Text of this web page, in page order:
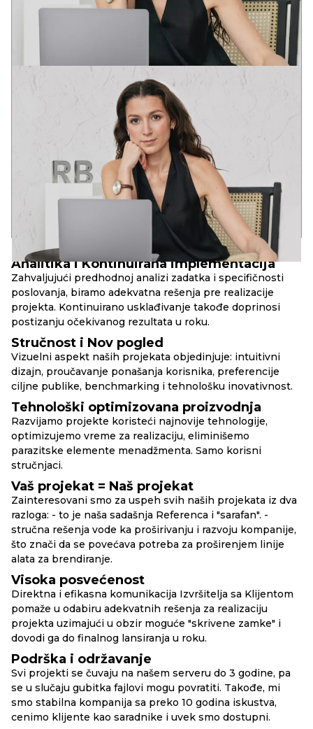
PRINCIPI RBAND
Analitika i Kontinuirana implementacija
Zahvaljujući predhodnoj analizi zadatka i specifičnosti
poslovanja, biramo adekvatna rešenja pre realizacije
projekta. Kontinuirano usklađivanje takođe doprinosi
postizanju očekivanog rezultata u roku.
Stručnost i Nov pogled
Vizuelni aspekt naših projekata objedinjuje: intuitivni
dizajn, proučavanje ponašanja korisnika, preferencije
ciljne publike, benchmarking i tehnološku inovativnost.
Tehnološki optimizovana proizvodnja
Razvijamo projekte koristeći najnovije tehnologije,
optimizujemo vreme za realizaciju, eliminišemo
parazitske elemente menadžmenta. Samo korisni
stručnjaci.
Vaš projekat = Naš projekat
Zainteresovani smo za uspeh svih naših projekata iz dva
razloga: - to je naša sadašnja Referenca i "sarafan". -
stručna rešenja vode ka proširivanju i razvoju kompanije,
što znači da se povećava potreba za proširenjem linije
alata za brendiranje.
Visoka posvećenost
Direktna i efikasna komunikacija Izvršitelja sa Klijentom
pomaže u odabiru adekvatnih rešenja za realizaciju
projekta uzimajući u obzir moguće "skrivene zamke" i
dovodi ga do finalnog lansiranja u roku.
Podrška i održavanje
Svi projekti se čuvaju na našem serveru do 3 godine, pa
se u slučaju gubitka fajlovi mogu povratiti. Takođe, mi
smo stabilna kompanija sa preko 10 godina iskustva,
cenimo klijente kao saradnike i uvek smo dostupni.
10+
godina u kompaniji
80+ 30+
lansiranih brend-projekata
ART-DIREKTOR
Diplomirala na akademijama dizajna u Pragu i Barseloni.
Projektna praksa u Evropi i SAD.
Postavši preduzetnik, u potpunosti sam shvatila značenje izraza
“Vreme je novac”. Stručna realizacija u roku je prirodna potreba
Ali fokusiranje samo na zaradu, a ne na kvalitet, neće doneti
dobar proizvod. U svemu je potrebna zlatna sredina!